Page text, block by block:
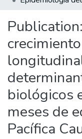
Publication:
biológicos
meses de
Pacífica